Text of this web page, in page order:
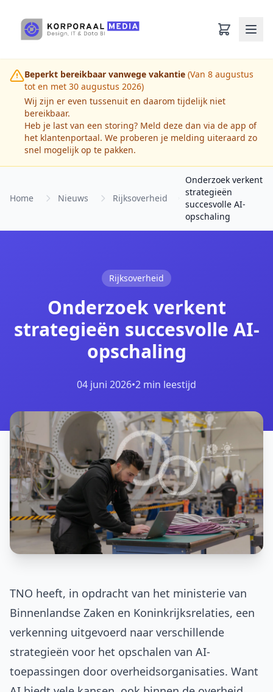
Beperkt bereikbaar vanwege vakantie (Van 8 augustus
tot en met 30 augustus 2026)
Wij zijn er even tussenuit en daarom tijdelijk niet
bereikbaar.
Heb je last van een storing? Meld deze dan via de app of
het klantenportaal. We proberen je melding uiteraard zo
snel mogelijk op te pakken.
Home Nieuws Rijksoverheid
Onderzoek verkent
strategieën
succesvolle AI-
opschaling
Rijksoverheid
Onderzoek verkent
strategieën succesvolle AI-
opschaling
04 juni 2026•2 min leestijd
TNO heeft, in opdracht van het ministerie van
Binnenlandse Zaken en Koninkrijksrelaties, een
verkenning uitgevoerd naar verschillende
strategieën voor het opschalen van AI-
toepassingen door overheidsorganisaties. Want